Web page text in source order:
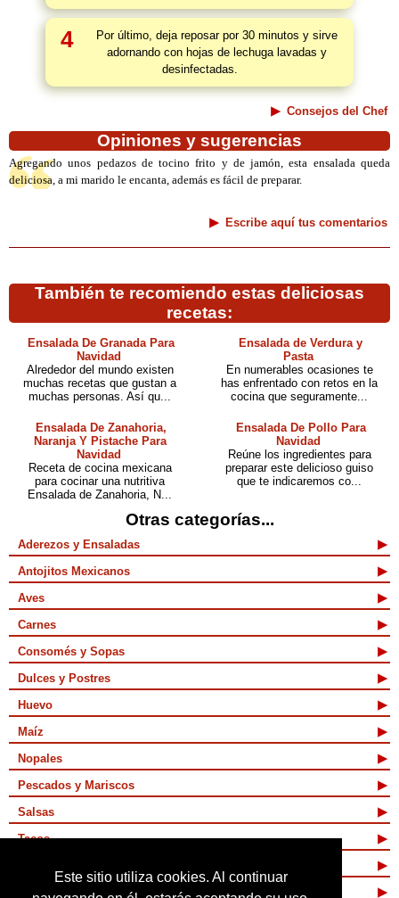
Este sitio utiliza cookies. Al continuar
4
Por último, deja reposar por 30 minutos y sirve
adornando con hojas de lechuga lavadas y
desinfectadas.
Consejos del Chef
Opiniones y sugerencias
Agregando unos pedazos de tocino frito y de jamón, esta ensalada queda
deliciosa, a mi marido le encanta, además es fácil de preparar.
Escribe aquí tus comentarios
También te recomiendo estas deliciosas
recetas:
Ensalada De Granada Para
Navidad
Alrededor del mundo existen
muchas recetas que gustan a
muchas personas. Así qu...
Ensalada de Verdura y
Pasta
En numerables ocasiones te
has enfrentado con retos en la
cocina que seguramente...
Ensalada De Zanahoria,
Naranja Y Pistache Para
Navidad
Receta de cocina mexicana
para cocinar una nutritiva
Ensalada de Zanahoria, N...
Ensalada De Pollo Para
Navidad
Reúne los ingredientes para
preparar este delicioso guiso
que te indicaremos co...
Otras categorías...
Aderezos y Ensaladas
Antojitos Mexicanos
Aves
Carnes
Consomés y Sopas
Dulces y Postres
Huevo
Maíz
Nopales
Pescados y Mariscos
Salsas
Tacos
Vegetarianas